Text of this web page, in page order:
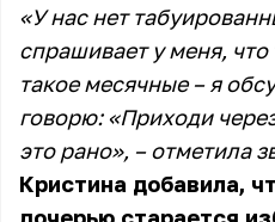
«У нас нет
спрашивает у меня,
такое месячные – я
говорю: «Приходи
это рано», – отметила
Кристина добавила,